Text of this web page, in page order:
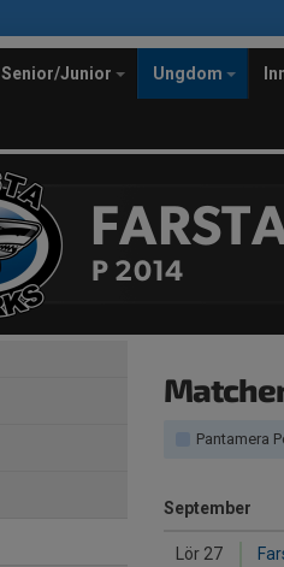
Senior/Junior Ungdom
P 2014
Pantamera
September
Lör 27